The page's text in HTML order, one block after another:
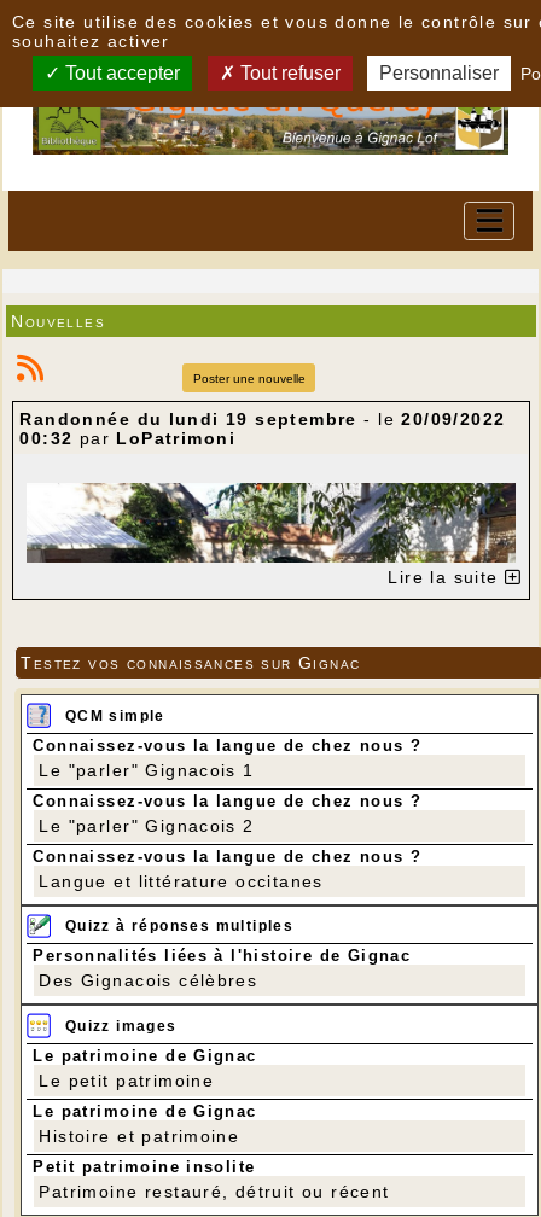
Nouvelles
Poster une nouvelle
Randonnée du lundi 19 septembre- le20/09/2022
00:32 par LoPatrimoni
---
Nous étions 7 aujourd'hui Avec un goûter
sympathique à l arrivée chez Didier et Jacqueline
Lire la suite
Testez vos connaissances sur Gignac
QCM simple
Connaissez-vous la langue de chez nous ?
Le "parler" Gignacois 1
Connaissez-vous la langue de chez nous ?
Le "parler" Gignacois 2
Connaissez-vous la langue de chez nous ?
Langue et littérature occitanes
Quizz à réponses multiples
Personnalités liées à l'histoire de Gignac
Des Gignacois célèbres
Quizz images
Le patrimoine de Gignac
Le petit patrimoine
Le patrimoine de Gignac
Histoire et patrimoine
Petit patrimoine insolite
Patrimoine restauré, détruit ou récent
Ce site utilise des cookies et vous donne le contrôle sur
souhaitez activer
Tout accepter Tout refuser Personnaliser